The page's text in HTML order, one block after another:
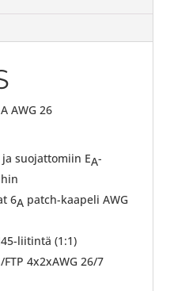
AWG 26
suojattomiin EA-
6A patch-kaapeli AWG
liitintä (1:1)
4x2xAWG 26/7